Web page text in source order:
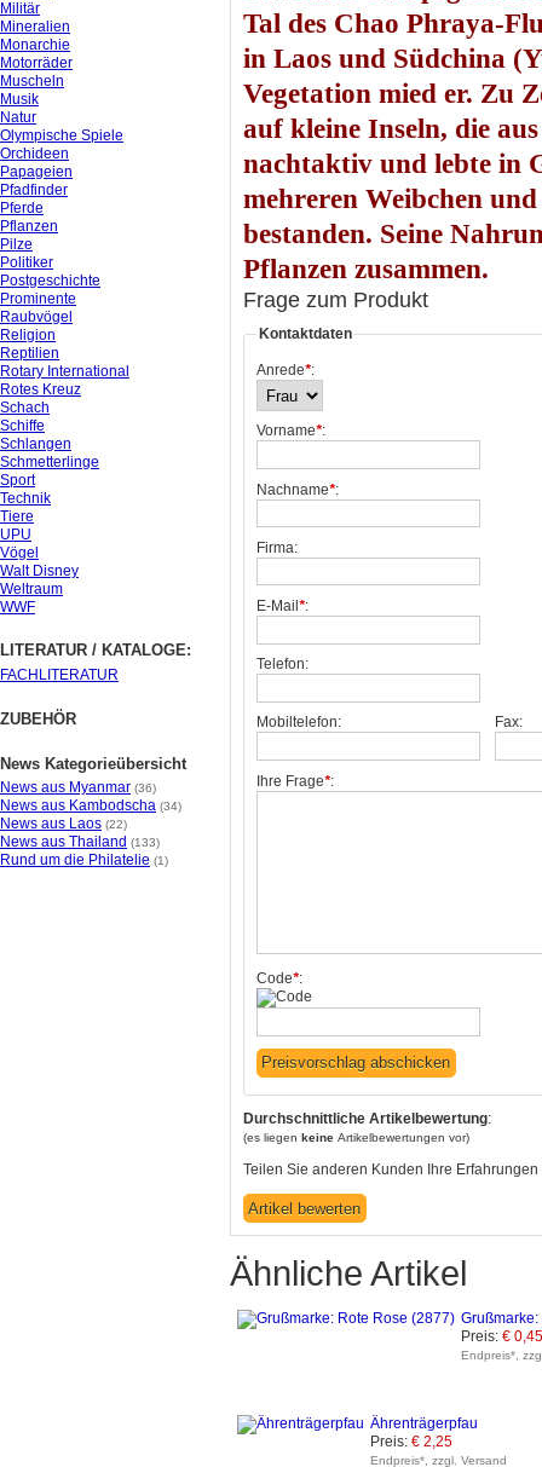
Tal des Chao Phraya-
in Laos und Südchina
Vegetation mied er. Zu
auf kleine Inseln, die
nachtaktiv und lebte in
mehreren Weibchen
bestanden. Seine
Pflanzen zusammen.
Frage zum Produkt
Kontaktdaten
Anrede*:
Vorname*:
Nachname*:
Firma:
E-Mail *:
Telefon:
Mobiltelefon: Fax:
Ihre Frage*:
Code*:
Durchschnittliche Artikelbewertung:
(es liegen keine Artikelbewertungen vor)
Teilen Sie anderen Kunden Ihre Erfahrungen
Ähnliche Artikel
Preis: € 0,45
Endpreis*,
Ährenträgerpfau
Preis: € 2,25
Endpreis*, zzgl. Versand
Militär
Mineralien
Monarchie
Motorräder
Muscheln
Musik
Natur
Olympische Spiele
Orchideen
Papageien
Pfadfinder
Pferde
Pflanzen
Pilze
Politiker
Postgeschichte
Prominente
Raubvögel
Religion
Reptilien
Rotary International
Rotes Kreuz
Schach
Schiffe
Schlangen
Schmetterlinge
Sport
Technik
Tiere
UPU
Vögel
Walt Disney
Weltraum
WWF
LITERATUR / KATALOGE:
FACHLITERATUR
ZUBEHÖR
News Kategorieübersicht
News aus Myanmar (36)
News aus Kambodscha (34)
News aus Laos (22)
News aus Thailand (133)
Rund um die Philatelie (1)